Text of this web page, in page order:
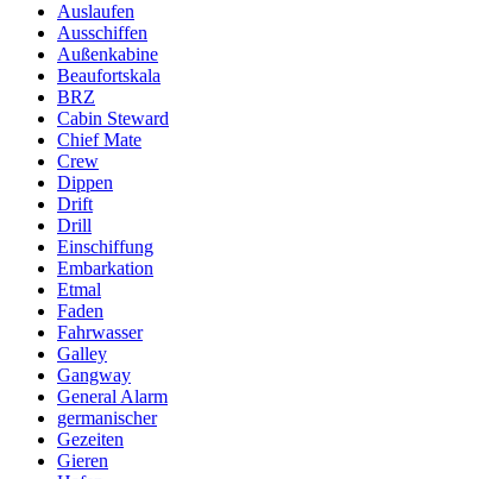
Auslaufen
Ausschiffen
Außenkabine
Beaufortskala
BRZ
Cabin Steward
Chief Mate
Crew
Dippen
Drift
Drill
Einschiffung
Embarkation
Etmal
Faden
Fahrwasser
Galley
Gangway
General Alarm
germanischer
Gezeiten
Gieren